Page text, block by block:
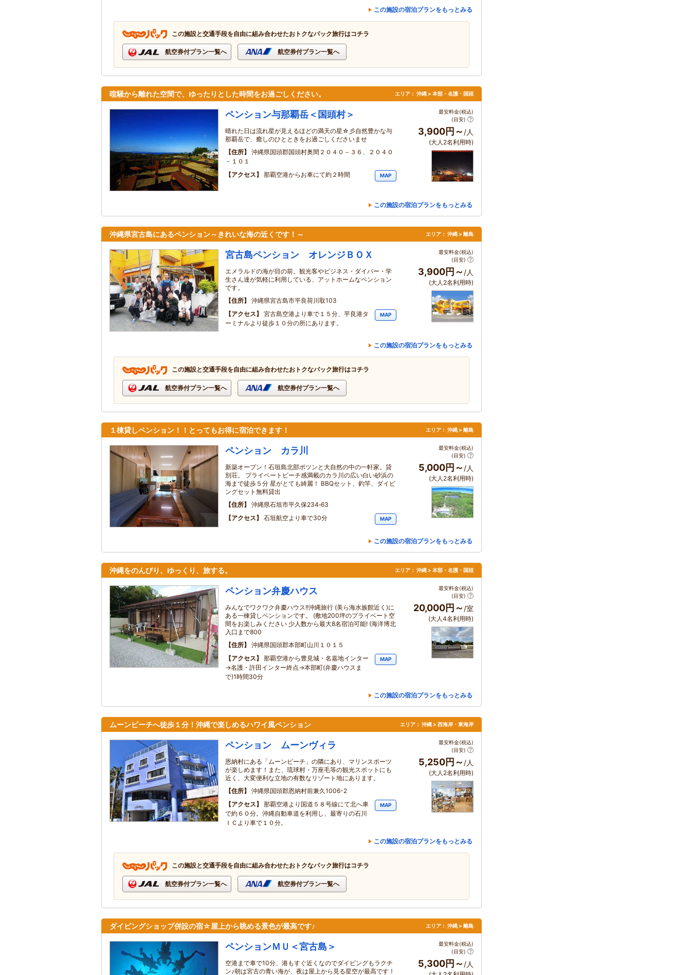
この施設の宿泊プランをもっとみる
この施設と交通手段を自由に組み合わせたおトクなパック旅行はコチラ
航空券付プラン一覧へ 航空券付プラン一覧へ
喧騒から離れた空間で、ゆったりとした時間をお過ごしください。 エリア： 沖縄 > 本部・名護・国頭
ペンション与那覇岳＜国頭村＞
晴れた日は流れ星が見えるほどの満天の星☆彡自然豊かな与
那覇岳で、癒しのひとときをお過ごしくださいませ
住所
沖縄県国頭郡国頭村奥間２０４０－３６、２０４０
－１０１
アクセス
那覇空港からお車にて約２時間 MAP
最安料金(税込)
(目安)
3,900円～/人
(大人2名利用時)
この施設の宿泊プランをもっとみる
沖縄県宮古島にあるペンション～きれいな海の近くです！～ エリア： 沖縄 > 離島
宮古島ペンション オレンジＢＯＸ
エメラルドの海が目の前。観光客やビジネス・ダイバー・学
生さん達が気軽に利用している、アットホームなペンション
です。
住所
沖縄県宮古島市平良荷川取103
アクセス
宮古島空港より車で１５分、平良港タ
ーミナルより徒歩１０分の所にあります。
MAP
最安料金(税込)
(目安)
3,900円～/人
(大人2名利用時)
この施設の宿泊プランをもっとみる
この施設と交通手段を自由に組み合わせたおトクなパック旅行はコチラ
航空券付プラン一覧へ 航空券付プラン一覧へ
１棟貸しペンション！！とってもお得に宿泊できます！ エリア： 沖縄 > 離島
ペンション カラ川
新築オープン！石垣島北部ポツンと大自然の中の一軒家。貸
別荘。 プライベートビーチ感満載のカラ川の広い白い砂浜の
海まで徒歩５分 星がとても綺麗！ BBQセット、釣竿、ダイビ
ングセット無料貸出
住所
沖縄県石垣市平久保234‐63
アクセス
石垣航空より車で30分 MAP
最安料金(税込)
(目安)
5,000円～ /人
(大人2名利用時)
この施設の宿泊プランをもっとみる
沖縄をのんびり、ゆっくり、旅する。 エリア： 沖縄 > 本部・名護・国頭
ペンション弁慶ハウス
みんなでワクワク弁慶ハウス!!沖縄旅行 (美ら海水族館近く)に
ある一棟貸しペンションです。 (敷地200坪のプライベート空
間をお楽しみください 少人数から最大8名宿泊可能! (海洋博北
入口まで800
住所
沖縄県国頭郡本部町山川１０１５
アクセス
那覇空港から豊見城・名嘉地インター
→名護・許田インター終点→本部町(弁慶ハウスま
で)1時間30分
MAP
最安料金(税込)
(目安)
20,000円～ /室
(大人4名利用時)
この施設の宿泊プランをもっとみる
ムーンビーチへ徒歩１分！沖縄で楽しめるハワイ風ペンション エリア： 沖縄 > 西海岸・東海岸
ペンション ムーンヴィラ
恩納村にある「ムーンビーチ」の隣にあり、マリンスポーツ
が楽しめます！また、琉球村・万座毛等の観光スポットにも
近く、大変便利な立地の有数なリゾート地にあります。
住所
沖縄県国頭郡恩納村前兼久1006-2
アクセス
那覇空港より国道５８号線にて北へ車
で約６０分。沖縄自動車道を利用し、最寄りの石川
ＩＣより車で１０分。
MAP
最安料金(税込)
(目安)
5,250円～ /人
(大人2名利用時)
この施設の宿泊プランをもっとみる
この施設と交通手段を自由に組み合わせたおトクなパック旅行はコチラ
航空券付プラン一覧へ 航空券付プラン一覧へ
ダイビングショップ併設の宿☆屋上から眺める景色が最高です♪ エリア： 沖縄 > 離島
ペンションＭＵ＜宮古島＞
空港まで車で10分、港もすぐ近くなのでダイビングもラクチ
ン♪朝は宮古の青い海が、夜は屋上から見る星空が最高です！
最安料金(税込)
(目安)
5,300円～ /人